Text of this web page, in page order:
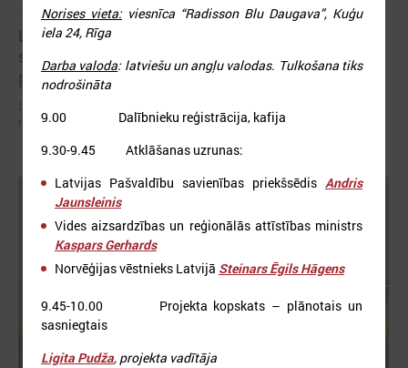
2026. gada 07. jūlijs
LPS un Labklājības ministrija pārrunā DigiSoc
sadarbības līguma nosacījumus un datu
pārvaldību
nosacījumus un datu pārvaldību
Norises vieta: viesnīca “Radisson Blu Daugava”, Kuģu
iela 24, Rīga
Darba valoda: latviešu un angļu valodas. Tulkošana tiks
nodrošināta
9.00 Dalībnieku reģistrācija, kafija
9.30-9.45 Atklāšanas uzrunas:
Latvijas Pašvaldību savienības priekšsēdis Andris
Jaunsleinis
Vides aizsardzības un reģionālās attīstības ministrs
Kaspars Gerhards
Norvēģijas vēstnieks Latvijā Steinars Ēgils Hāgens
9.45-10.00 Projekta kopskats – plānotais un
sasniegtais
Ligita Pudža, projekta vadītāja